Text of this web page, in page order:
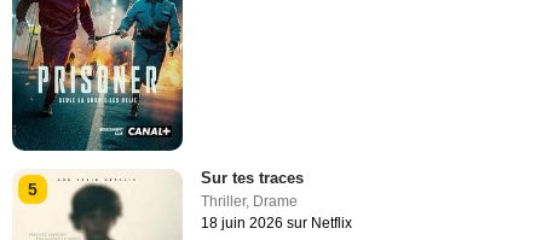
5
Sur tes traces
Thriller, Drame
18 juin 2026 sur Netflix